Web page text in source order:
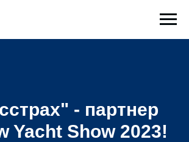
- партнер
Yacht Show 2023!